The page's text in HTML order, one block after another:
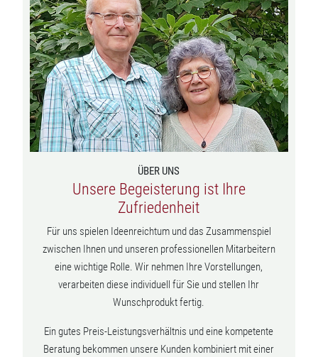
ÜBER UNS
Unsere Begeisterung ist Ihre
Zufriedenheit
Für uns spielen Ideenreichtum und das Zusammenspiel
zwischen Ihnen und unseren professionellen Mitarbeitern
eine wichtige Rolle. Wir nehmen Ihre Vorstellungen,
verarbeiten diese individuell für Sie und stellen Ihr
Wunschprodukt fertig.
Ein gutes Preis-Leistungsverhältnis und eine kompetente
Beratung bekommen unsere Kunden kombiniert mit einer